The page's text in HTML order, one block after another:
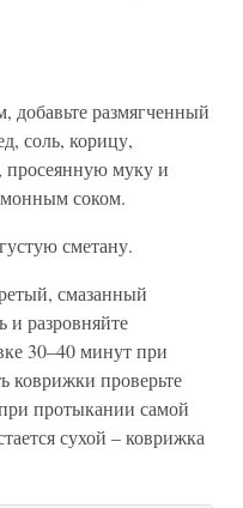
добавьте размягченный
соль, корицу,
муку и
соком.
сметану.
смазанный
и разровняйте
30–40 минут при
коврижки проверьте
протыкании самой
сухой – коврижка